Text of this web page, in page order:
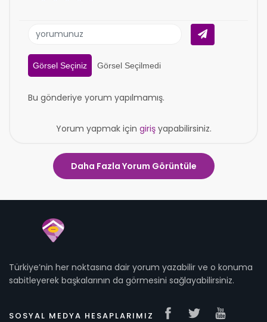
Görsel Seçiniz Görsel Seçilmedi
Bu gönderiye yorum yapılmamış.
Yorum yapmak için girişyapabilirsiniz.
Daha Fazla Yorum Görüntüle
Türkiye’nin her noktasına dair yorum yazabilir ve o konuma
sabitleyerek başkalarının da görmesini sağlayabilirsiniz.
SOSYAL MEDYA HESAPLARIMIZ